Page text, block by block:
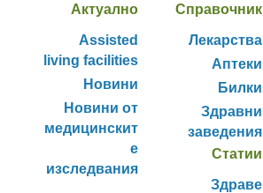
Актуално
Assisted
living facilities
Новини
Новини от
медицинскит
е
изследвания
Справочник
Лекарства
Аптеки
Билки
Здравни
заведения
Статии
Здраве